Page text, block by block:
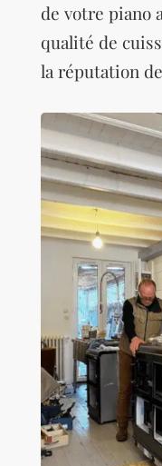
de votre piano
qualité de
la réputation